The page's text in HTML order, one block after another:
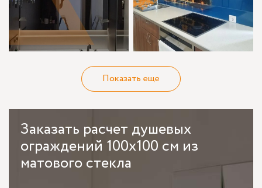
Показать еще
Заказать расчет душевых
ограждений 100х100 см из
матового стекла